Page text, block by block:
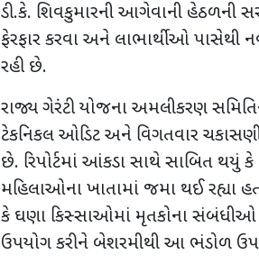
ડી.કે. શિવકુમારની આગેવાની હેઠળની
ફેરફાર કરવા અને લાભાર્થીઓ પાસેથી
રહી છે.
રાજ્ય ગેરંટી યોજના અમલીકરણ
ટેકનિકલ ઓડિટ અને વિગતવાર
છે. રિપોર્ટમાં આંકડા સાથે સાબિત થયું કે
મહિલાઓના ખાતામાં જમા થઈ રહ્યા
કે ઘણા કિસ્સાઓમાં મૃતકોના સંબંધીઓ
ઉપયોગ કરીને બેશરમીથી આ ભંડોળ